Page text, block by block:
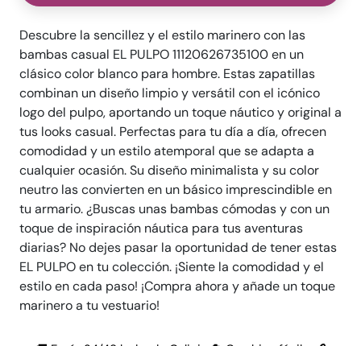
Descubre la sencillez y el estilo marinero con las
bambas casual EL PULPO 11120626735100 en un
clásico color blanco para hombre. Estas zapatillas
combinan un diseño limpio y versátil con el icónico
logo del pulpo, aportando un toque náutico y original a
tus looks casual. Perfectas para tu día a día, ofrecen
comodidad y un estilo atemporal que se adapta a
cualquier ocasión. Su diseño minimalista y su color
neutro las convierten en un básico imprescindible en
tu armario. ¿Buscas unas bambas cómodas y con un
toque de inspiración náutica para tus aventuras
diarias? No dejes pasar la oportunidad de tener estas
EL PULPO en tu colección. ¡Siente la comodidad y el
estilo en cada paso! ¡Compra ahora y añade un toque
marinero a tu vestuario!